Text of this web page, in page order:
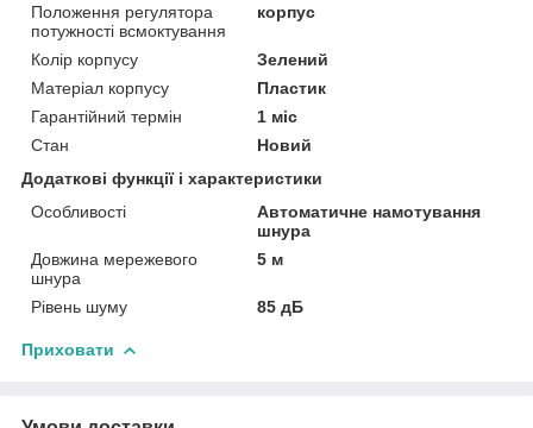
Положення регулятора
потужності всмоктування
корпус
Колір корпусу
Зелений
Матеріал корпусу
Пластик
Гарантійний термін
1 міс
Стан
Новий
Додаткові функції і характеристики
Особливості
Автоматичне намотування
шнура
Довжина мережевого
шнура
5 м
Рівень шуму 85 дБ
Приховати